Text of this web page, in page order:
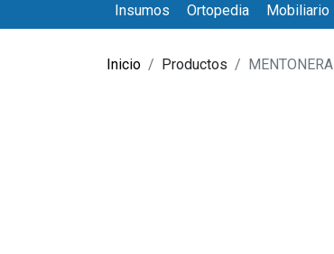
Insumos Ortopedia Mobiliario
Inicio Productos MENTONERA